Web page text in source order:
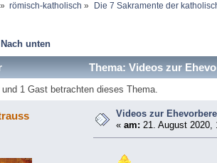
römisch-katholisch » Die 7 Sakramente der
Nach unten
Thema: Videos zur
1 Gast betrachten dieses Thema.
Videos zur
«am: 21. August 2020,